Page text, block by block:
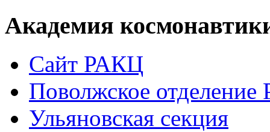
Академия
Сайт РАКЦ
Поволжское
Ульяновская секция